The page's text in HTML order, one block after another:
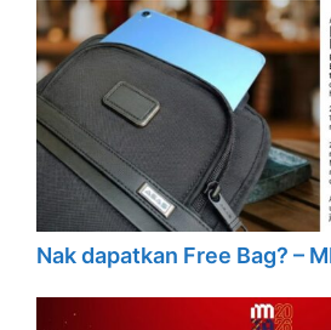
Nak dapatkan Free Bag? –